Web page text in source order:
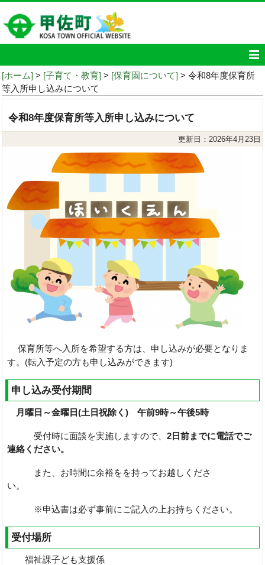
[ホーム] > [子育て・教育] > [保育園について] > 令和8年度保育所
等入所申し込みについて
令和8年度保育所等入所申し込みについて
更新日：2026年4月23日
保育所等へ入所を希望する方は、申し込みが必要となりま
す。(転入予定の方も申し込みができます)
申し込み受付期間
月曜日～金曜日(土日祝除く) 午前9時～午後5時
受付時に面談を実施しますので、 2日前までに電話でご
連絡ください。
また、お時間に余裕をを持ってお越しくださ
い。
※申込書は必ず事前にご記入の上お持ちください。
受付場所
福祉課子ども支援係